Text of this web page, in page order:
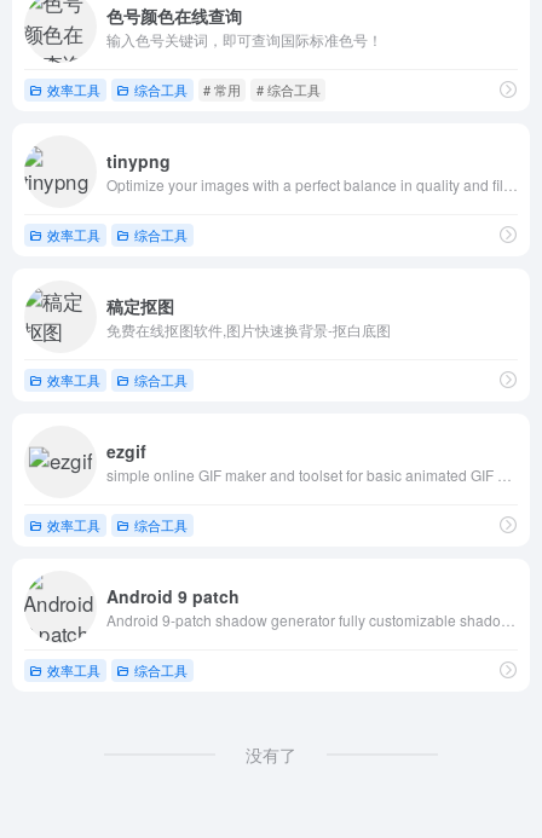
色号颜色在线查询
输入色号关键词，即可查询国际标准色号！
效率工具 综合工具 # 常用 # 综合工具
tinypng
效率工具 综合工具
稿定抠图
免费在线抠图软件,图片快速换背景-抠白底图
效率工具 综合工具
ezgif
效率工具 综合工具
Android 9 patch
效率工具 综合工具
没有了